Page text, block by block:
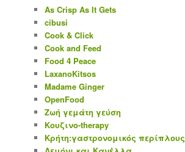
As Crisp As It Gets
cibusi
Cook & Click
Cook and Feed
Food 4 Peace
LaxanoKitsos
Madame Ginger
OpenFood
Ζωή γεμάτη γεύση
Κουζινο-therapy
Κρήτη:γαστρονομικός περίπλους